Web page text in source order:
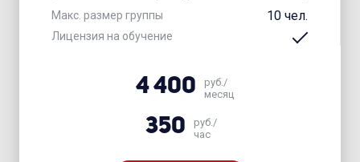
Макс. размер группы 10 чел.
Лицензия на обучение
4 400
руб./
месяц
350
руб./
час